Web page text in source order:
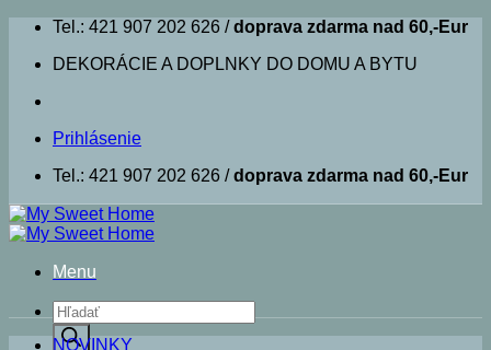
Skip
content
Tel.: 421 907 202 626 /doprava zdarma nad 60,-Eur
DEKORÁCIE A DOPLNKY DO DOMU A BYTU
Prihlásenie
Tel.: 421 907 202 626 /doprava zdarma nad 60,-Eur
Menu
Products
search
NOVINKY